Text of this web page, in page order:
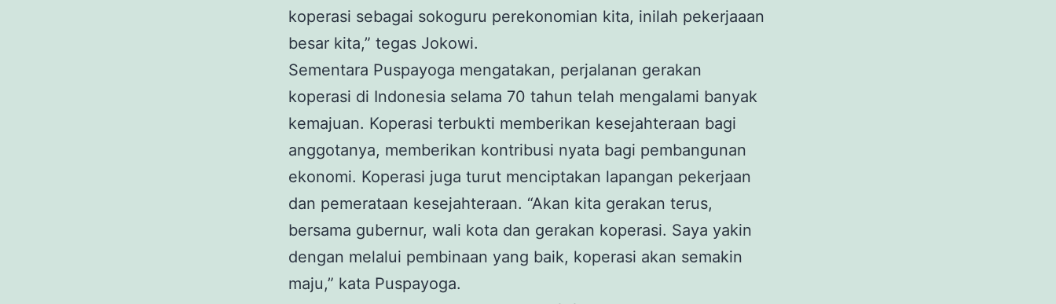
koperasi sebagai sokoguru perekonomian kita, inilah pekerjaaan
besar kita,” tegas Jokowi.
Sementara Puspayoga mengatakan, perjalanan gerakan
koperasi di Indonesia selama 70 tahun telah mengalami banyak
kemajuan. Koperasi terbukti memberikan kesejahteraan bagi
anggotanya, memberikan kontribusi nyata bagi pembangunan
ekonomi. Koperasi juga turut menciptakan lapangan pekerjaan
dan pemerataan kesejahteraan. “Akan kita gerakan terus,
bersama gubernur, wali kota dan gerakan koperasi. Saya yakin
dengan melalui pembinaan yang baik, koperasi akan semakin
maju,” kata Puspayoga.